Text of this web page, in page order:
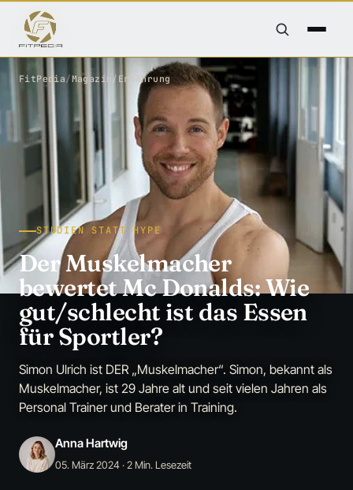
FitPedia/Magazin / Ernährung
STUDIEN STATT HYPE
Der Muskelmacher
bewertet Mc Donalds: Wie
gut/schlecht ist das Essen
für Sportler?
Simon Ulrich ist DER „Muskelmacher“. Simon, bekannt als
Muskelmacher, ist 29 Jahre alt und seit vielen Jahren als
Personal Trainer und Berater in Training.
Anna Hartwig
05. März 2024· 2 Min. Lesezeit